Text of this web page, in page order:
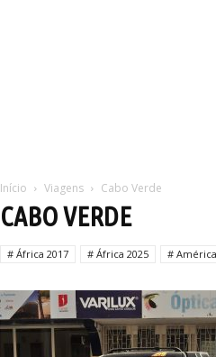
Início Viagens Cabo Verde
CABO VERDE
# África 2017 # África 2025 #